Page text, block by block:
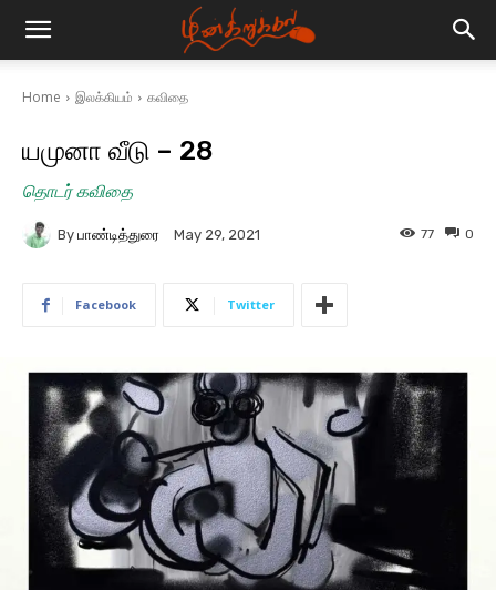
Home இலக்கியம் கவிதை
யமுனா வீடு – 28
தொடர் கவிதை
By பாண்டித்துரை May 29, 2021 0
77
Facebook Twitter